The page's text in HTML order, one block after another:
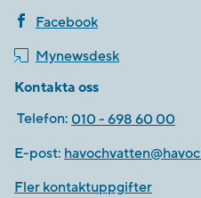
Facebook
Mynewsdesk
Kontakta oss
Telefon: 010 - 698 60 00
E-post:
Fler kontaktuppgifter